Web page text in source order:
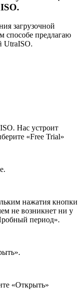
загрузочной
способе предлагаю
UtraISO.
Нас устроит
«Free Trial»
нажатия кнопки
не возникнет ни у
период».
«Открыть»